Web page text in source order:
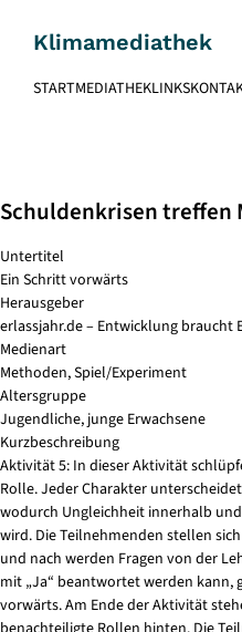
content
Klimamediathek
STARTMEDIATHEKLINKS
Schuldenkrisen treffen
Untertitel
Ein Schritt vorwärts
Herausgeber
erlassjahr.de – Entwicklung braucht
Medienart
Methoden, Spiel/Experiment
Altersgruppe
Jugendliche, junge Erwachsene
Kurzbeschreibung
Aktivität 5: In dieser Aktivität
Rolle. Jeder Charakter
wodurch Ungleichheit innerhalb
wird. Die Teilnehmenden stellen
und nach werden Fragen von der
mit „Ja“ beantwortet werden kann,
vorwärts. Am Ende der Aktivität